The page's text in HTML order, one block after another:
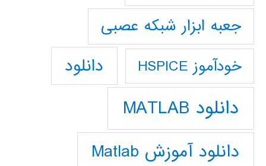
جعبه ابزار شبکه عصبی
خودآموز HSPICE دانلود
دانلود MATLAB
دانلود آموزش Matlab